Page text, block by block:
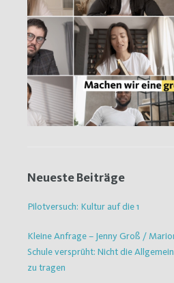
Neueste Beiträge
Pilotversuch: Kultur auf die 1
Kleine Anfrage – Jenny Groß /
Schule versprüht: Nicht die
zu tragen